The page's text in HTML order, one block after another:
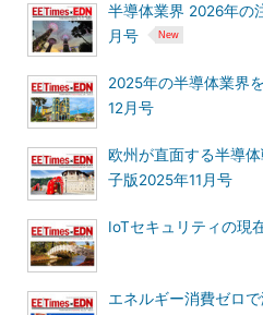
半導体業界 2026年
月号
2025年の半導体業界
12月号
欧州が直面する半導
子版2025年11月号
IoTセキュリティの
エネルギー消費ゼロ